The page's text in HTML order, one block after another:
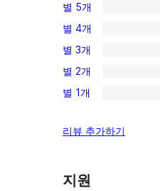
0/5-
별
점
후
기
별 5개
0/4-
별
점
후
별 4개
0/3-
별
점
기
별 3개
1/2-
별
후
별 2개
0/1-
점
기
별 1개
리뷰 추가하기
지원